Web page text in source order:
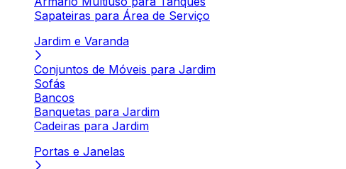
Sapateiras para Área de Serviço
Jardim e Varanda
Conjuntos de Móveis para Jardim
Sofás
Bancos
Banquetas para Jardim
Cadeiras para Jardim
Portas e Janelas